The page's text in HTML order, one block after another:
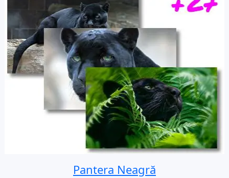
Pantera Neagră